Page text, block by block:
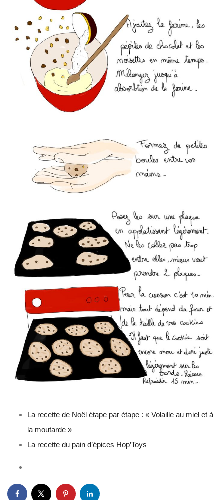
La recette de Noël étape par étape : « Volaille au miel et à
la moutarde »
La recette du pain d’épices Hop’Toys